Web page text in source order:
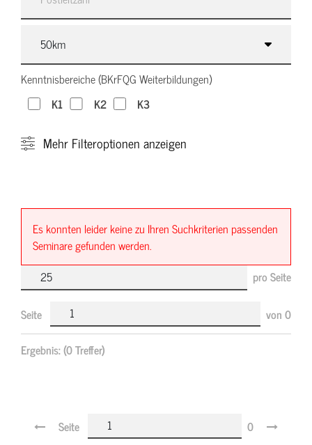
Kenntnisbereiche (BKrFQG Weiterbildungen)
K1
K2 K3
Mehr Filteroptionen anzeigen
Es konnten leider keine zu Ihren Suchkriterien passenden
Seminare gefunden werden.
pro Seite
Seite von0
Ergebnis:(0 Treffer)
Seite 0